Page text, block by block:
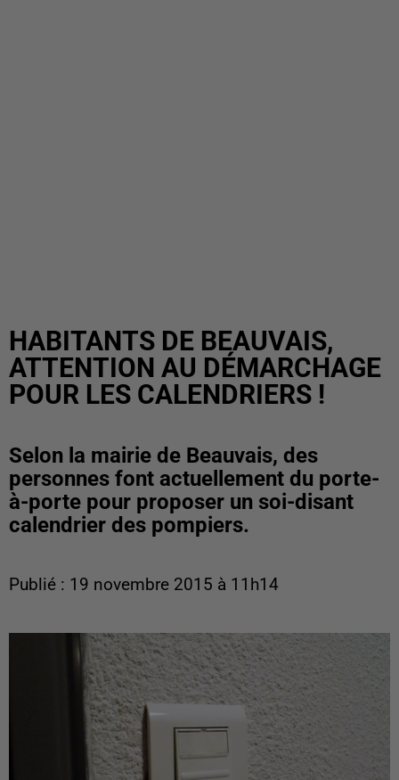
HABITANTS DE BEAUVAIS,
ATTENTION AU DÉMARCHAGE
POUR LES CALENDRIERS !
Selon la mairie de Beauvais, des
personnes font actuellement du porte-
à-porte pour proposer un soi-disant
calendrier des pompiers.
Publié : 19 novembre 2015 à 11h14